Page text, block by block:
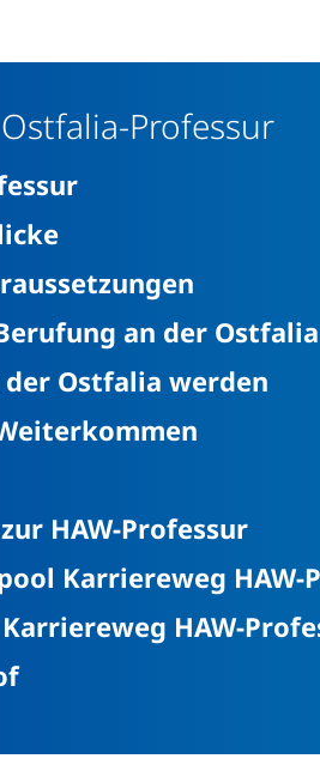
Professur
an der Ostfalia
Ostfalia werden
HAW-Professur
Karriereweg HAW-
HAW-